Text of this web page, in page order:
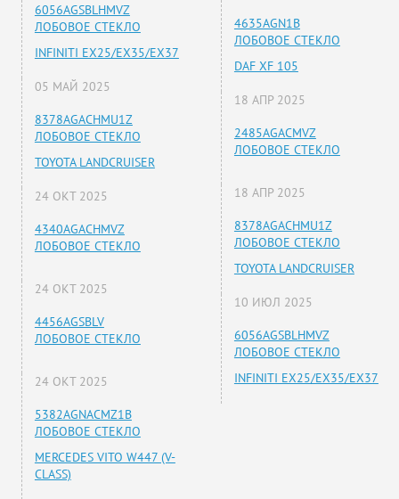
6056AGSBLHMVZ
ЛОБОВОЕ СТЕКЛО
INFINITI EX25/EX35/EX37
05 МАЙ 2025
8378AGACHMU1Z
ЛОБОВОЕ СТЕКЛО
TOYOTA LANDCRUISER
24 ОКТ 2025
4340AGACHMVZ
ЛОБОВОЕ СТЕКЛО
24 ОКТ 2025
4456AGSBLV
ЛОБОВОЕ СТЕКЛО
24 ОКТ 2025
5382AGNACMZ1B
ЛОБОВОЕ СТЕКЛО
MERCEDES VITO W447 (V-
CLASS)
4635AGN1B
ЛОБОВОЕ СТЕКЛО
DAF XF 105
18 АПР 2025
2485AGACMVZ
ЛОБОВОЕ СТЕКЛО
18 АПР 2025
8378AGACHMU1Z
ЛОБОВОЕ СТЕКЛО
TOYOTA LANDCRUISER
10 ИЮЛ 2025
6056AGSBLHMVZ
ЛОБОВОЕ СТЕКЛО
INFINITI EX25/EX35/EX37